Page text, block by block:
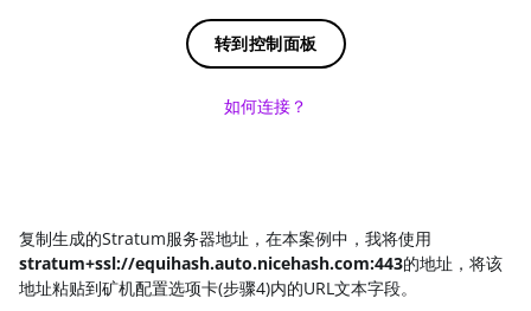
RANDOMXMONERO
OCTOPUS
AUTOLYKOS
转到控制面板
如何连接？
复制生成的Stratum服务器地址，在本案例中，我将使用
stratum+ssl://equihash.auto.nicehash.com:443的地址，将该
地址粘贴到矿机配置选项卡(步骤4)内的URL文本字段。